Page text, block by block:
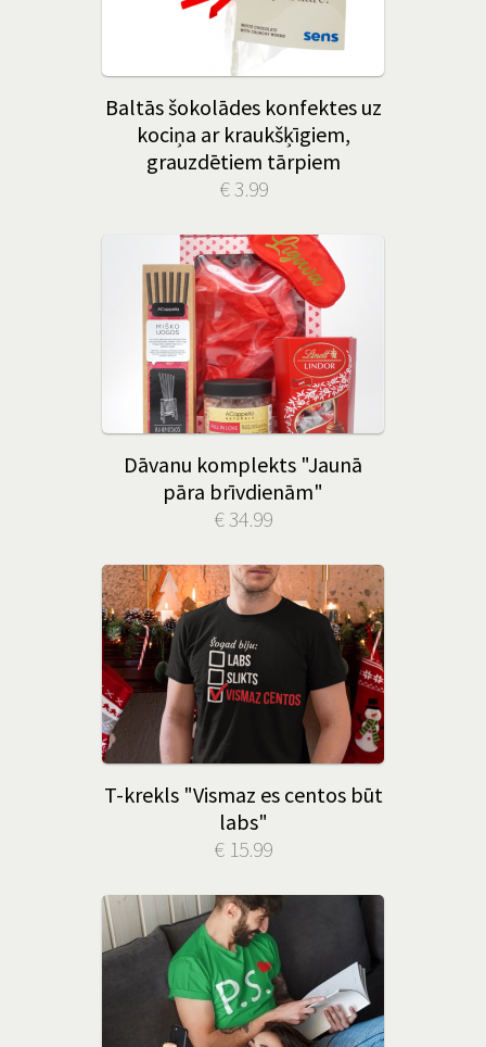
Baltās šokolādes konfektes uz
kociņa ar kraukšķīgiem,
grauzdētiem tārpiem
€ 3.99
Dāvanu komplekts "Jaunā
pāra brīvdienām"
€ 34.99
T-krekls "Vismaz es centos būt
labs"
€ 15.99